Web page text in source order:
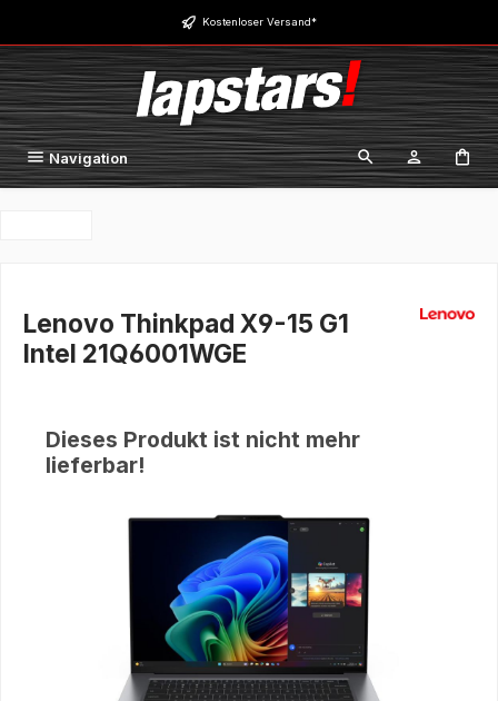
Zum Hauptinhalt springen Kostenloser Versand*
Navigation
Lenovo Thinkpad X9-15 G1
Intel 21Q6001WGE
Dieses Produkt ist nicht mehr
lieferbar!
Bildergalerie überspringen